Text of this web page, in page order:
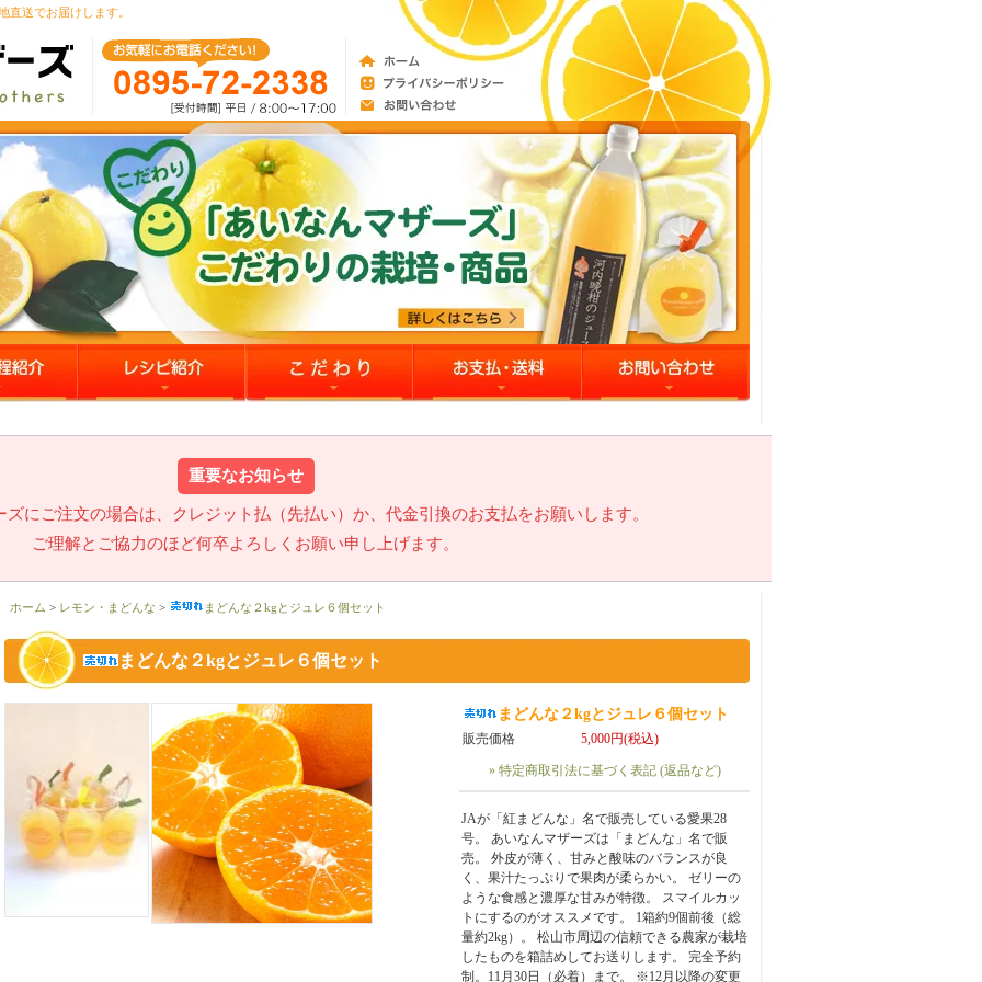
直送でお届けします。
重要なお知らせ
にご注文の場合は、クレジット払（先払い）か、代金引換のお支払をお願いします。
ご理解とご協力のほど何卒よろしくお願い申し上げます。
ホーム > レモン・まどんな > まどんな２kgとジュレ６個セット
まどんな２kgとジュレ６個セット
まどんな２kgとジュレ６個セット
販売価格 5,000円(税込)
» 特定商取引法に基づく表記 (返品など)
JAが「紅まどんな」名で販売している愛果28
号。 あいなんマザーズは「まどんな」名で販
売。 外皮が薄く、甘みと酸味のバランスが良
く、果汁たっぷりで果肉が柔らかい。 ゼリーの
ような食感と濃厚な甘みが特徴。 スマイルカッ
トにするのがオススメです。 1箱約9個前後（総
量約2kg）。 松山市周辺の信頼できる農家が栽培
したものを箱詰めしてお送りします。 完全予約
制。11月30日（必着）まで。 ※12月以降の変更